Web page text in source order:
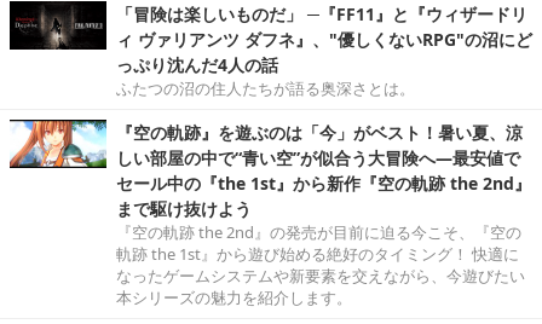
「冒険は楽しいものだ」 ─『FF11』と『ウィザードリ
ィ ヴァリアンツ ダフネ』、"優しくないRPG"の沼にど
っぷり沈んだ4人の話
ふたつの沼の住人たちが語る奥深さとは。
『空の軌跡』を遊ぶのは「今」がベスト！暑い夏、涼
しい部屋の中で“青い空”が似合う大冒険へ―最安値で
セール中の『the 1st』から新作『空の軌跡 the 2nd』
まで駆け抜けよう
『空の軌跡 the 2nd』の発売が目前に迫る今こそ、『空の
軌跡 the 1st』から遊び始める絶好のタイミング！ 快適に
なったゲームシステムや新要素を交えながら、今遊びたい
本シリーズの魅力を紹介します。